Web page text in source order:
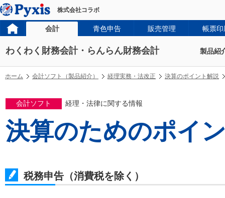
株式会社コラボ
会計 青色申告 販売管理 帳票印
わくわく財務会計・らんらん財務会計 製品紹
ホーム 会計ソフト（製品紹介） 経理実務・法改正 決算のポイント解説
会計ソフト 経理・法律に関する情報
決算のためのポイ
税務申告（消費税を除く）